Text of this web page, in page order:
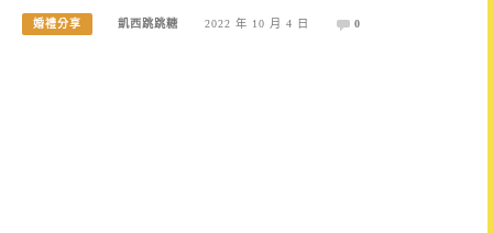
婚禮分享 凱西跳跳糖 2022 年 10 月 4 日 0